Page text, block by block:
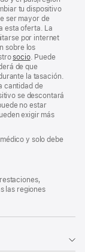
tu dispositivo
ser mayor de
esta oferta. La
por internet
sobre los
socio. Puede
de que
la tasación.
cantidad de
se descontará
no estar
exigir más
y solo debe
las regiones